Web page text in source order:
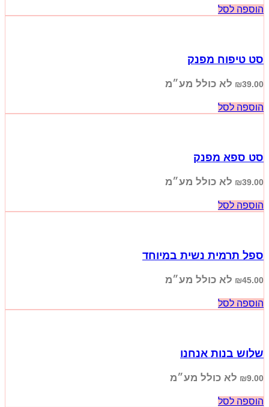
הוספה לסל
סט טיפוח מפנק
₪39.00 לא כולל מע״מ
הוספה לסל
סט ספא מפנק
₪39.00 לא כולל מע״מ
הוספה לסל
ספל תרמית נשית במיוחד
₪45.00 לא כולל מע״מ
הוספה לסל
שלוש בנות אנחנו
₪9.00 לא כולל מע״מ
הוספה לסל